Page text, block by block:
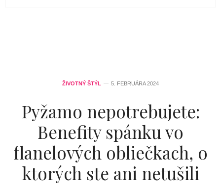
ŽIVOTNÝ ŠTÝL 5. FEBRUÁRA 2024
Pyžamo nepotrebujete:
Benefity spánku vo
flanelových obliečkach, o
ktorých ste ani netušili